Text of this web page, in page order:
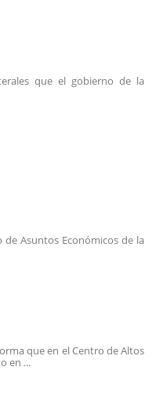
que el gobierno de la
de Asuntos Económicos de la
que en el Centro de Altos
en ...